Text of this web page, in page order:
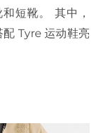
短靴。 其中，
Tyre 运动鞋亮